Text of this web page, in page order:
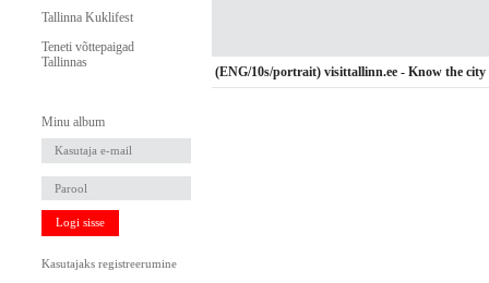
Tallinna Kuklifest
Teneti võttepaigad
Tallinnas
Minu album
Logi sisse
Kasutajaks registreerumine
(ENG/10s/portrait) visittallinn.ee - Know the city